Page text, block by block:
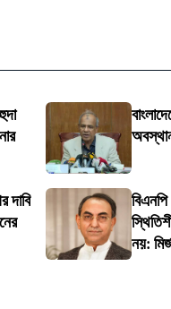
দাবি
বিএনপি
নয়: